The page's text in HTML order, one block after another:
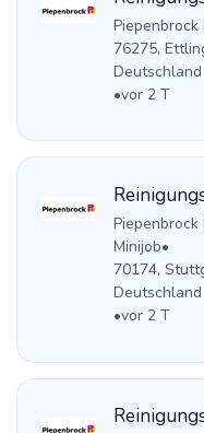
Piepenbrock
76275,
Deutschland
•vor 2 T
Piepenbrock
Minijob•
70174,
Deutschland
•vor 2 T